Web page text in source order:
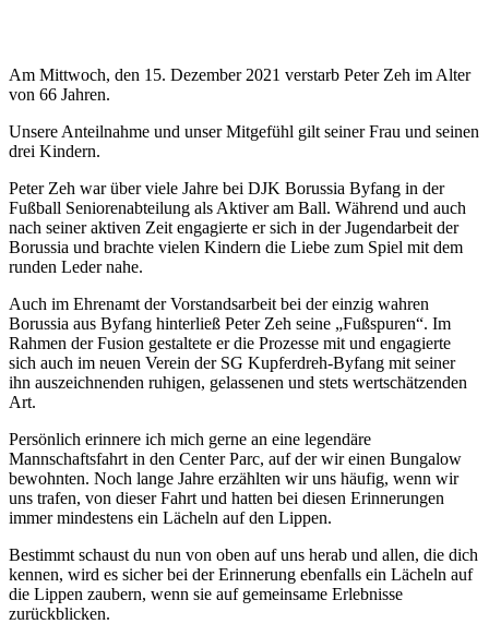
Am Mittwoch, den 15. Dezember 2021 verstarb Peter Zeh im Alter
von 66 Jahren.
Unsere Anteilnahme und unser Mitgefühl gilt seiner Frau und seinen
drei Kindern.
Peter Zeh war über viele Jahre bei DJK Borussia Byfang in der
Fußball Seniorenabteilung als Aktiver am Ball. Während und auch
nach seiner aktiven Zeit engagierte er sich in der Jugendarbeit der
Borussia und brachte vielen Kindern die Liebe zum Spiel mit dem
runden Leder nahe.
Auch im Ehrenamt der Vorstandsarbeit bei der einzig wahren
Borussia aus Byfang hinterließ Peter Zeh seine „Fußspuren“. Im
Rahmen der Fusion gestaltete er die Prozesse mit und engagierte
sich auch im neuen Verein der SG Kupferdreh-Byfang mit seiner
ihn auszeichnenden ruhigen, gelassenen und stets wertschätzenden
Art.
Persönlich erinnere ich mich gerne an eine legendäre
Mannschaftsfahrt in den Center Parc, auf der wir einen Bungalow
bewohnten. Noch lange Jahre erzählten wir uns häufig, wenn wir
uns trafen, von dieser Fahrt und hatten bei diesen Erinnerungen
immer mindestens ein Lächeln auf den Lippen.
Bestimmt schaust du nun von oben auf uns herab und allen, die dich
kennen, wird es sicher bei der Erinnerung ebenfalls ein Lächeln auf
die Lippen zaubern, wenn sie auf gemeinsame Erlebnisse
zurückblicken.